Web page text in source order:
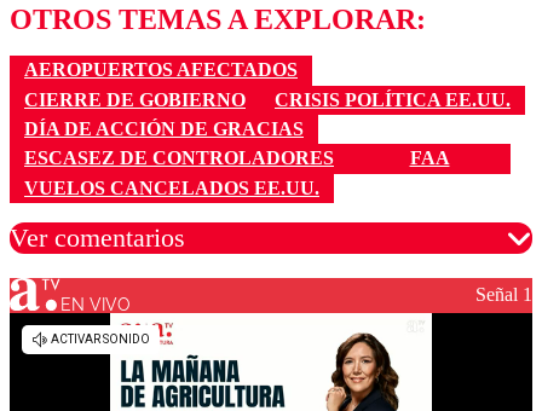
OTROS TEMAS A EXPLORAR:
AEROPUERTOS AFECTADOS
CIERRE DE GOBIERNO
CRISIS POLÍTICA EE.UU.
DÍA DE ACCIÓN DE GRACIAS
ESCASEZ DE CONTROLADORES
FAA
VUELOS CANCELADOS EE.UU.
Ver comentarios
Los comentarios son moderados para garantizar un
diálogo respetuoso.
EN VIVO Señal 1